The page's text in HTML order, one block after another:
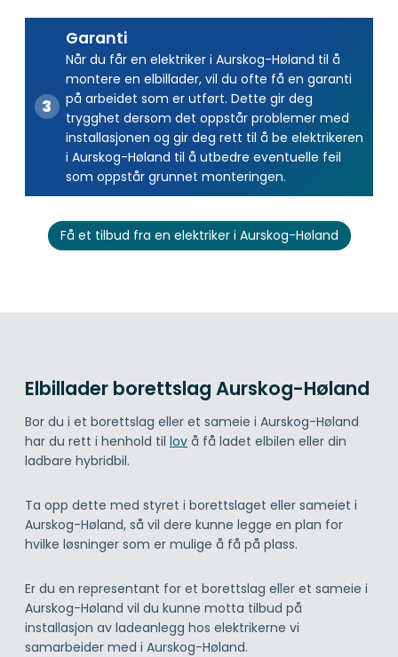
Garanti
Når du får en elektriker i Aurskog-Høland til å
montere en elbillader, vil du ofte få en garanti
på arbeidet som er utført. Dette gir deg
trygghet dersom det oppstår problemer med
installasjonen og gir deg rett til å be elektrikeren
i Aurskog-Høland til å utbedre eventuelle feil
som oppstår grunnet monteringen.
Få et tilbud fra en elektriker i Aurskog-Høland
Elbillader borettslag Aurskog-Høland
Bor du i et borettslag eller et sameie i Aurskog-Høland
har du rett i henhold til lov å få ladet elbilen eller din
ladbare hybridbil.
Ta opp dette med styret i borettslaget eller sameiet i
Aurskog-Høland, så vil dere kunne legge en plan for
hvilke løsninger som er mulige å få på plass.
Er du en representant for et borettslag eller et sameie i
Aurskog-Høland vil du kunne motta tilbud på
installasjon av ladeanlegg hos elektrikerne vi
samarbeider med i Aurskog-Høland.